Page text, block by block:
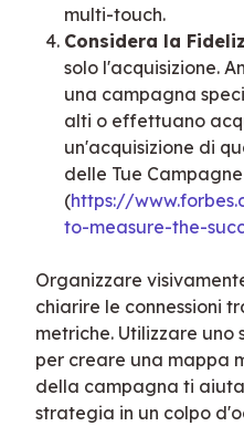
multi-touch.
Considera la
solo l'acquisizione.
una campagna
alti o effettuano
un'acquisizione di
delle Tue
(https://
to-measure-the-
Organizzare
chiarire le connessioni
metriche. Utilizzare uno
per creare una mappa
della campagna ti
strategia in un colpo